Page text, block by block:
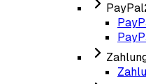
PayPal